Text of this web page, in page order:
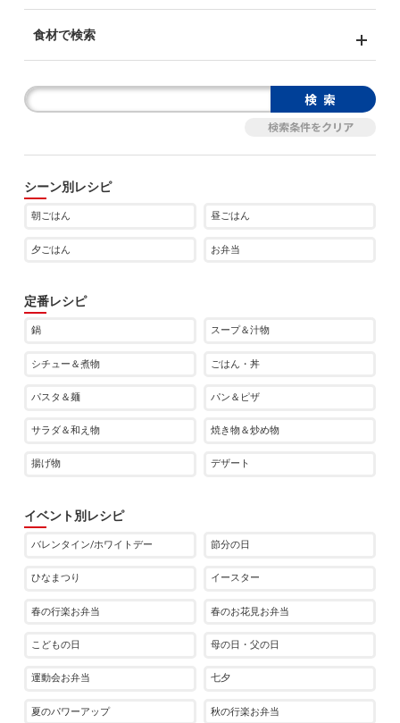
食材で検索
シーン別レシピ
朝ごはん 昼ごはん
夕ごはん お弁当
定番レシピ
鍋 スープ＆汁物
シチュー＆煮物 ごはん・丼
パスタ＆麺 パン＆ピザ
サラダ＆和え物 焼き物＆炒め物
揚げ物 デザート
イベント別レシピ
バレンタイン/ホワイトデー 節分の日
ひなまつり イースター
春の行楽お弁当 春のお花見お弁当
こどもの日 母の日・父の日
運動会お弁当 七夕
夏のパワーアップ 秋の行楽お弁当